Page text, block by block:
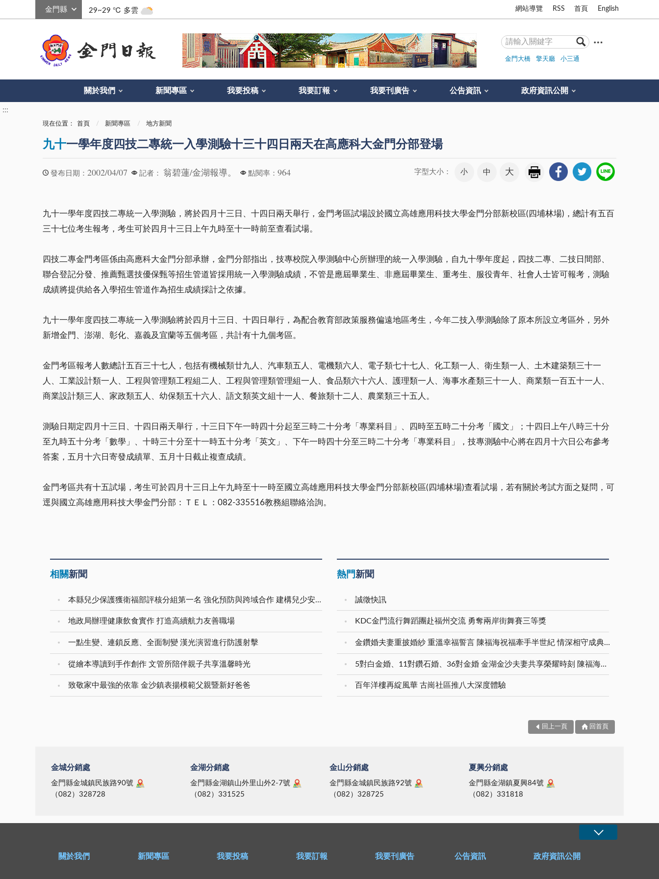
29~29 ℃ 多雲 網站導覽 RSS 首頁 English
金門大橋 擎天廳 小三通
關於我們 新聞專區 我要投稿 我要訂報 我要刊廣告 公告資訊 政府資訊公開
:::
現在位置： 首頁 新聞專區 地方新聞
九十一學年度四技二專統一入學測驗十三十四日兩天在高應科大金門分部登場
發布日期： 2002/04/07 記者： 翁碧蓮/金湖報導。 點閱率： 964 字型大小： 小 中 大
九十一學年度四技二專統一入學測驗，將於四月十三日、十四日兩天舉行，金門考區試場設於國立高雄應用科技大學金門分部新校區(四埔林場)，總計有五百
三十七位考生報考，考生可於四月十三日上午九時至十一時前至查看試場。
四技二專金門考區係由高應科大金門分部承辦，金門分部指出，技專校院入學測驗中心所辦理的統一入學測驗，自九十學年度起，四技二專、二技日間部、
聯合登記分發、推薦甄選技優保甄等招生管道皆採用統一入學測驗成績，不管是應屆畢業生、非應屆畢業生、重考生、服役青年、社會人士皆可報考，測驗
成績將提供給各入學招生管道作為招生成績採計之依據。
九十一學年度四技二專統一入學測驗將於四月十三日、十四日舉行，為配合教育部政策服務偏遠地區考生，今年二技入學測驗除了原本所設立考區外，另外
新增金門、澎湖、彰化、嘉義及宜蘭等五個考區，共計有十九個考區。
金門考區報考人數總計五百三十七人，包括有機械類廿九人、汽車類五人、電機類六人、電子類七十七人、化工類一人、衛生類一人、土木建築類三十一
人、工業設計類一人、工程與管理類工程組二人、工程與管理類管理組一人、食品類六十六人、護理類一人、海事水產類三十一人、商業類一百五十一人、
商業設計類三人、家政類五人、幼保類五十六人、語文類英文組十一人、餐旅類十二人、農業類三十五人。
測驗日期定四月十三日、十四日兩天舉行，十三日下午一時四十分起至三時二十分考「專業科目」、四時至五時二十分考「國文」；十四日上午八時三十分
至九時五十分考「數學」、十時三十分至十一時五十分考「英文」、下午一時四十分至三時二十分考「專業科目」，技專測驗中心將在四月十六日公布參考
答案，五月十六日寄發成績單、五月十日截止複查成績。
金門考區共有十五試場，考生可於四月十三日上午九時至十一時至國立高雄應用科技大學金門分部新校區(四埔林場)查看試場，若有關於考試方面之疑問，可
逕與國立高雄應用科技大學金門分部：ＴＥＬ：082-335516教務組聯絡洽詢。
相關新聞
本縣兒少保護獲衛福部評核分組第一名 強化預防與跨域合作 建構兒少安全成長環境
地政局辦理健康飲食實作 打造高續航力友善職場
一點生變、連鎖反應、全面制變 漢光演習進行防護射擊
從繪本導讀到手作創作 文管所陪伴親子共享溫馨時光
致敬家中最強的依靠 金沙鎮表揚模範父親暨新好爸爸
熱門新聞
誠徵快訊
KDC金門流行舞蹈團赴福州交流 勇奪兩岸街舞賽三等獎
金鑽婚夫妻重披婚紗 重溫幸福誓言 陳福海祝福牽手半世紀 情深相守成典範
5對白金婚、11對鑽石婚、36對金婚 金湖金沙夫妻共享榮耀時刻 陳福海表揚金鑽婚夫妻 向半世紀相守家庭典範致敬
百年洋樓再綻風華 古崗社區推八大深度體驗
回上一頁 回首頁
金城分銷處
金門縣金城鎮民族路90號
（082）328728
金湖分銷處
金門縣金湖鎮山外里山外2-7號
（082）331525
金山分銷處
金門縣金城鎮民族路92號
（082）328725
夏興分銷處
金門縣金湖鎮夏興84號
（082）331818
關於我們 新聞專區 我要投稿 我要訂報 我要刊廣告 公告資訊 政府資訊公開